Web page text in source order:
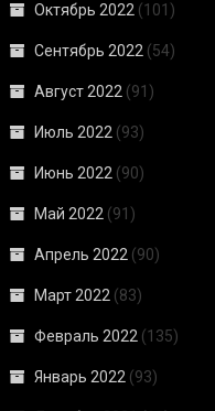
Октябрь 2022 (101)
Сентябрь 2022 (54)
Август 2022 (91)
Июль 2022 (93)
Июнь 2022 (90)
Май 2022 (91)
Апрель 2022 (90)
Март 2022 (83)
Февраль 2022 (135)
Январь 2022 (93)